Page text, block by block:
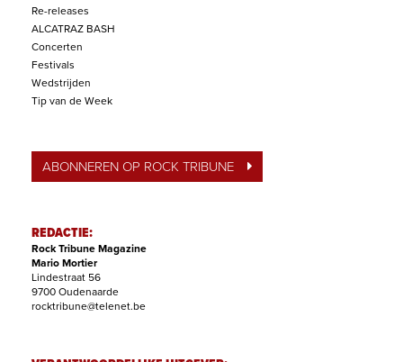
Re-releases
ALCATRAZ BASH
Concerten
Festivals
Wedstrijden
Tip van de Week
ABONNEREN OP ROCK TRIBUNE
REDACTIE:
Rock Tribune Magazine
Mario Mortier
Lindestraat 56
9700 Oudenaarde
rocktribune@telenet.be